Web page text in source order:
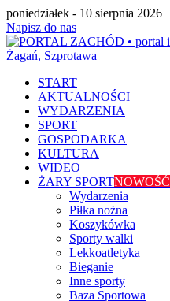
poniedziałek - 10 sierpnia 2026
Napisz do nas
START
AKTUALNOŚCI
WYDARZENIA
SPORT
GOSPODARKA
KULTURA
WIDEO
ŻARY SPORTNOWOŚĆ
Wydarzenia
Piłka nożna
Koszykówka
Sporty walki
Lekkoatletyka
Bieganie
Inne sporty
Baza Sportowa